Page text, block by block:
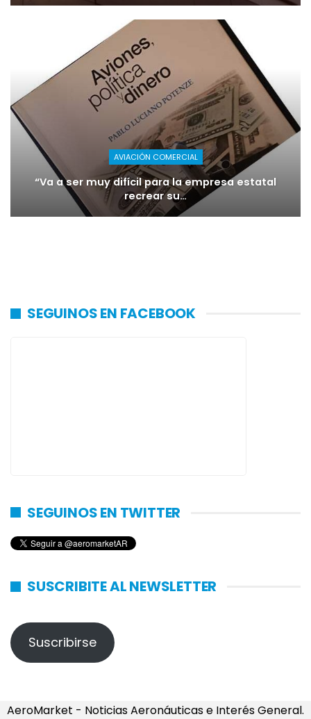
AVIACIÓN COMERCIAL
“Va a ser muy difícil para la empresa estatal
recrear su…
SEGUINOS EN FACEBOOK
SEGUINOS EN TWITTER
SUSCRIBITE AL NEWSLETTER
Suscribirse
AeroMarket - Noticias Aeronáuticas e Interés General.